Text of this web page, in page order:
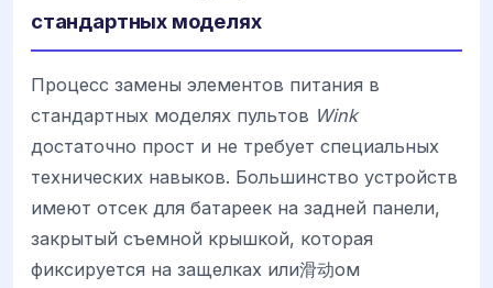
стандартных моделях
Процесс замены элементов питания в
стандартных моделях пультов Wink
достаточно прост и не требует специальных
технических навыков. Большинство устройств
имеют отсек для батареек на задней панели,
закрытый съемной крышкой, которая
фиксируется на защелках или滑动ом